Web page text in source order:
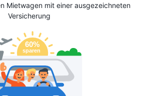
Mietwagen mit einer ausgezeichneten
Versicherung